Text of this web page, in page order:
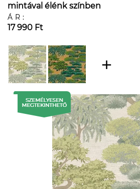
mintával élénk színben
ÁR:
17 990 Ft